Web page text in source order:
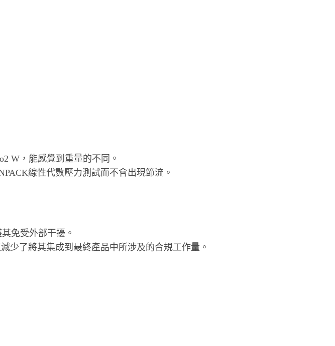
W，能感覺到重量的不同。
線性代數壓力測試而不會出現節流。
免受外部干擾。
少了將其集成到最終產品中所涉及的合規工作量。